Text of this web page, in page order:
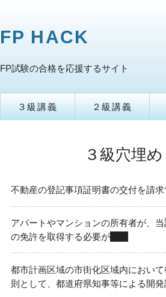
FP HACK
FP試験の合格を応援するサイト
３級講義 ２級講義
３級穴埋
不動産の登記事項証明書の交付を請
アパートやマンションの所有者が、
の免許を取得する必要がない
都市計画区域の市街化区域内におい
則として、都道府県知事等による開